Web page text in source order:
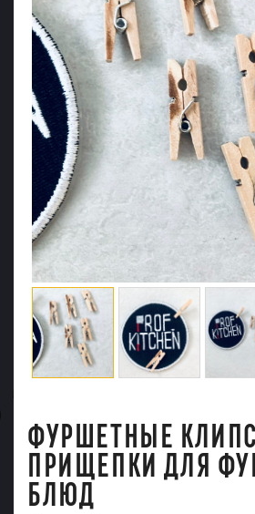
ФУРШЕТНЫЕ
ПРИЩЕПКИ ДЛЯ
БЛЮД